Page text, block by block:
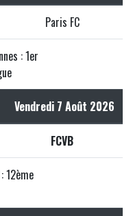
Paris FC
: 1er
Vendredi 7 Août 2026
FCVB
12ème